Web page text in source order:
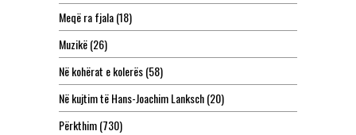
Meqë ra fjala(18)
Muzikë(26)
Në kohërat e kolerës(58)
Në kujtim të Hans-Joachim Lanksch(20)
Përkthim(730)